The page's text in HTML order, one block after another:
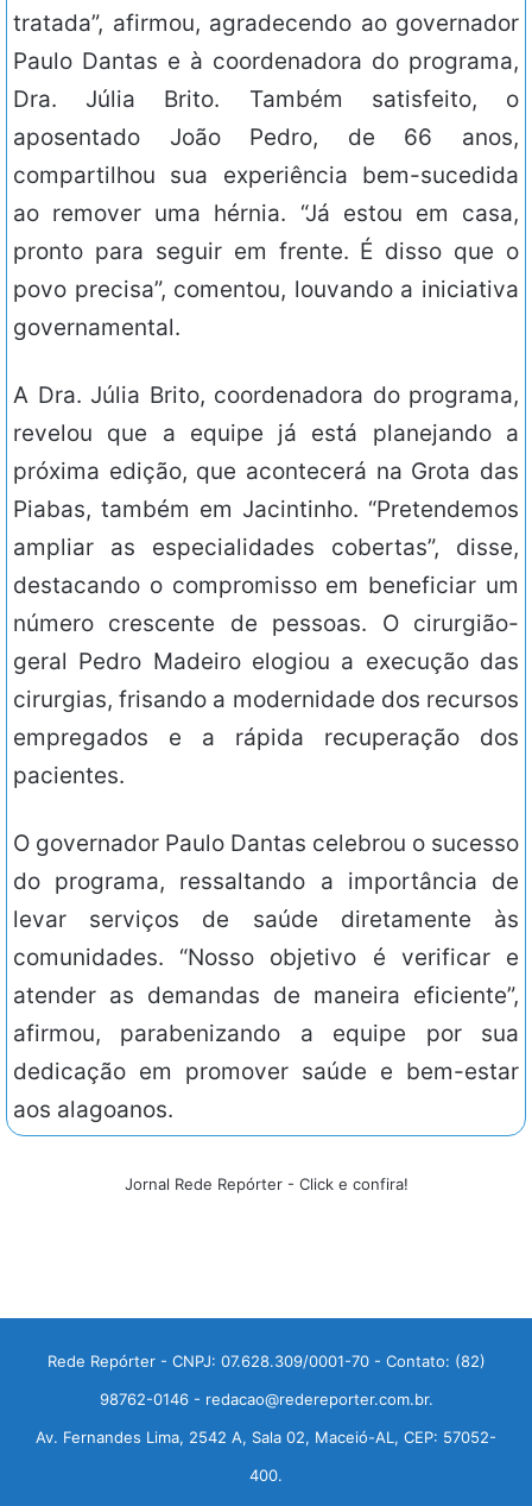
tratada”, afirmou, agradecendo ao governador
Paulo Dantas e à coordenadora do programa,
Dra. Júlia Brito. Também satisfeito, o
aposentado João Pedro, de 66 anos,
compartilhou sua experiência bem-sucedida
ao remover uma hérnia. “Já estou em casa,
pronto para seguir em frente. É disso que o
povo precisa”, comentou, louvando a iniciativa
governamental.
A Dra. Júlia Brito, coordenadora do programa,
revelou que a equipe já está planejando a
próxima edição, que acontecerá na Grota das
Piabas, também em Jacintinho. “Pretendemos
ampliar as especialidades cobertas”, disse,
destacando o compromisso em beneficiar um
número crescente de pessoas. O cirurgião-
geral Pedro Madeiro elogiou a execução das
cirurgias, frisando a modernidade dos recursos
empregados e a rápida recuperação dos
pacientes.
O governador Paulo Dantas celebrou o sucesso
do programa, ressaltando a importância de
levar serviços de saúde diretamente às
comunidades. “Nosso objetivo é verificar e
atender as demandas de maneira eficiente”,
afirmou, parabenizando a equipe por sua
dedicação em promover saúde e bem-estar
aos alagoanos.
Jornal Rede Repórter - Click e confira!
Rede Repórter - CNPJ: 07.628.309/0001-70 - Contato: (82)
98762-0146 - redacao@redereporter.com.br.
Av. Fernandes Lima, 2542 A, Sala 02, Maceió-AL, CEP: 57052-
400.